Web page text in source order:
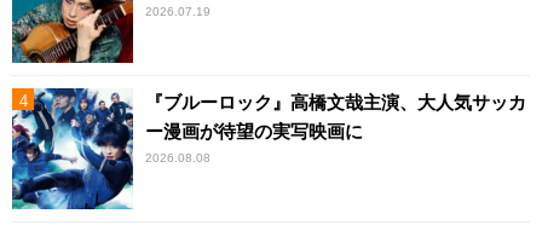
2026.07.19
『ブルーロック』高橋文哉主演、大人気サッカ
ー漫画が待望の実写映画に
2026.08.08